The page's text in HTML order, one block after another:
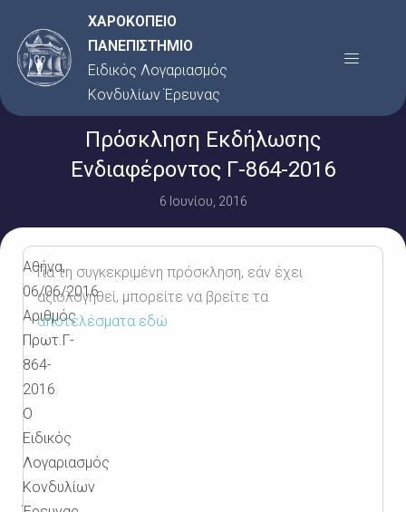
στο
περιεχόμενο
ΧΑΡΟΚΟΠΕΙΟ
ΠΑΝΕΠΙΣΤΗΜΙΟ
Ειδικός Λογαριασμός
Κονδυλίων Έρευνας
Menu
Πρόσκληση Εκδήλωσης
Ενδιαφέροντος Γ-864-2016
6 Ιουνίου, 2016
Αθήνα,
06/06/2016
Αριθμός
Πρωτ.Γ-
864-
2016
Ο
Ειδικός
Λογαριασμός
Κονδυλίων
Για τη συγκεκριμένη πρόσκληση, εάν έχει
αξιολογηθεί, μπορείτε να βρείτε τα
αποτελέσματα εδώ